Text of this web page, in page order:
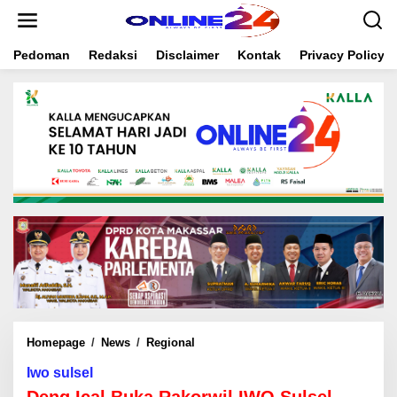
t
Pedoman Redaksi Disclaimer Kontak Privacy Policy
Homepage / News / Regional
g
Iwo sulsel